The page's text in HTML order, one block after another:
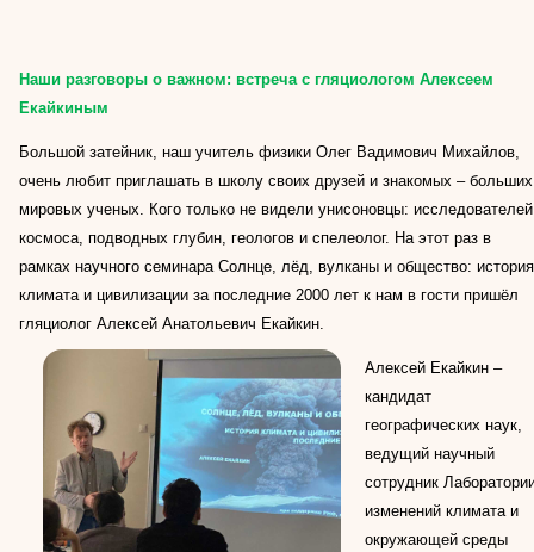
Наши разговоры о важном: встреча с гляциологом Алексеем
Екайкиным
Большой затейник, наш учитель физики Олег Вадимович Михайлов,
очень любит приглашать в школу своих друзей и знакомых – больших
мировых ученых. Кого только не видели унисоновцы: исследователей
космоса, подводных глубин, геологов и спелеолог. На этот раз в
рамках научного семинара Солнце, лёд, вулканы и общество: история
климата и цивилизации за последние 2000 лет к нам в гости пришёл
гляциолог Алексей Анатольевич Екайкин.
Алексей Екайкин –
кандидат
географических наук,
ведущий научный
сотрудник
изменений климата и
окружающей среды